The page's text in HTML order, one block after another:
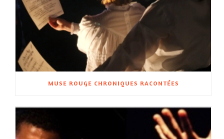
MUSE ROUGE CHRONIQUES RACONTÉES